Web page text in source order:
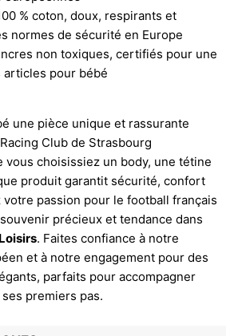
% coton, doux, respirants et
normes de sécurité en Europe
non toxiques, certifiés pour une
pour bébé
une pièce unique et rassurante
Club de Strasbourg
vous choisissiez un body, une tétine
produit garantit sécurité, confort
passion pour le football français
précieux et tendance dans
. Faites confiance à notre
et à notre engagement pour des
parfaits pour accompagner
premiers pas.